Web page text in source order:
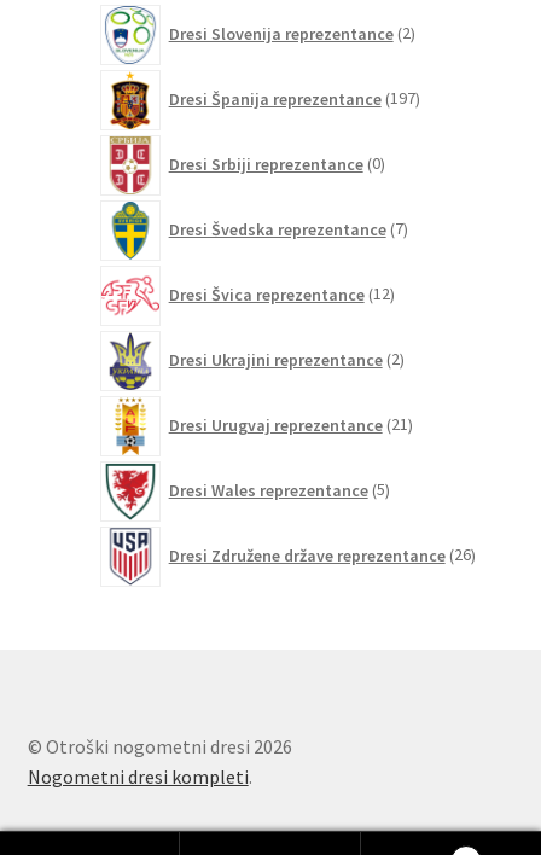
Dresi Slovenija reprezentance 2izdelka
Dresi Španija reprezentance 197izdelkov
Dresi Srbiji reprezentance 0izdelkov
Dresi Švedska reprezentance 7izdelkov
Dresi Švica reprezentance 12izdelkov
Dresi Ukrajini reprezentance 2izdelka
Dresi Urugvaj reprezentance 21izdelkov
Dresi Wales reprezentance 5izdelkov
Dresi Združene države reprezentance 26izdelkov
© Otroški nogometni dresi 2026
Nogometni dresi kompleti.